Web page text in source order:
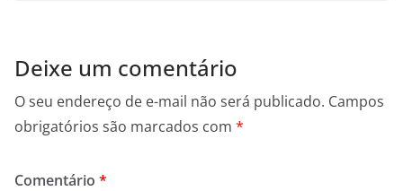
Deixe um comentário
O seu endereço de e-mail não será publicado. Campos
obrigatórios são marcados com *
Comentário *